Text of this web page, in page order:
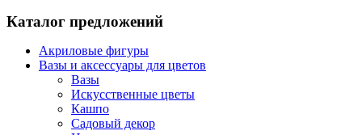
Каталог предложений
Акриловые фигуры
Вазы и аксессуары для цветов
Вазы
Искусственные цветы
Кашпо
Садовый декор